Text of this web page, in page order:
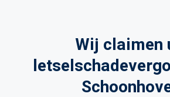
Wij claimen